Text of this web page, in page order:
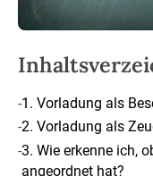
-1. Vorladung als
-2. Vorladung als
-3. Wie erkenne ich,
angeordnet hat?